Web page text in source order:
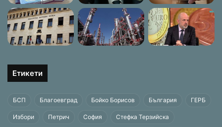
Етикети
БСП Благоевград Бойко Борисов България ГЕРБ
Избори Петрич София Стефка Терзийска